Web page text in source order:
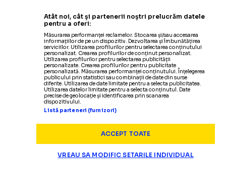
Atât noi, cât și partenerii noștri prelucrăm datele
pentru a oferi:
Măsurarea performanței reclamelor. Stocarea și/sau accesarea
informațiilor de pe un dispozitiv. Dezvoltarea și îmbunătățirea
serviciilor. Utilizarea profilurilor pentru selectarea conținutului
personalizat. Crearea profilurilor de conținut personalizat.
Utilizarea profilurilor pentru selectarea publicității
personalizate. Crearea profilurilor pentru publicitate
personalizată. Măsurarea performanței conținutului. Înțelegerea
publicului prin statistici sau combinații de date din surse
diferite. Utilizarea de date limitate pentru a selecta publicitatea.
Utilizarea datelor limitate pentru a selecta conținutul. Date
precise de geolocație și identificarea prin scanarea
dispozitivului.
Listă parteneri (furnizori)
ACCEPT TOATE
VREAU SA MODIFIC SETARILE INDIVIDUAL